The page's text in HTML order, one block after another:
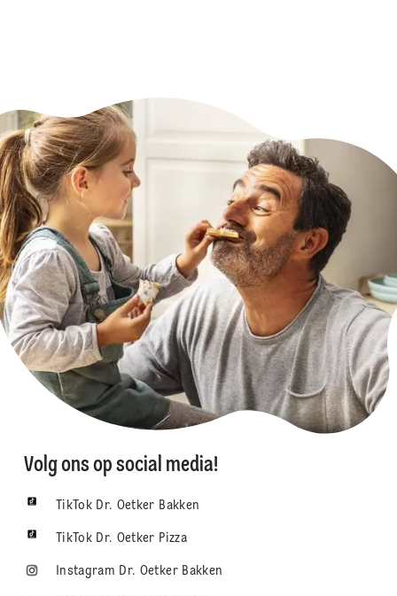
Volg ons op social media!
TikTok Dr. Oetker Bakken
TikTok Dr. Oetker Pizza
Instagram Dr. Oetker Bakken